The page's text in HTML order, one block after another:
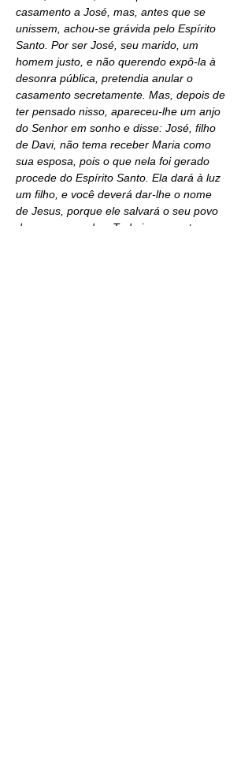
casamento a José, mas, antes que se
unissem, achou-se grávida pelo Espírito
Santo. Por ser José, seu marido, um
homem justo, e não querendo expô-la à
desonra pública, pretendia anular o
casamento secretamente. Mas, depois de
ter pensado nisso, apareceu-lhe um anjo
do Senhor em sonho e disse: José, filho
de Davi, não tema receber Maria como
sua esposa, pois o que nela foi gerado
procede do Espírito Santo. Ela dará à luz
um filho, e você deverá dar-lhe o nome
de Jesus, porque ele salvará o seu povo
dos seus pecados. Tudo isso aconteceu